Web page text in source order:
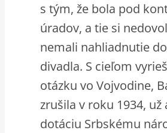
s tým, že bola pod
úradov, a tie si
nemali nahliadnutie
divadla. S cieľom
otázku vo Vojvodine,
zrušila v roku 1934, už
dotáciu Srbskému